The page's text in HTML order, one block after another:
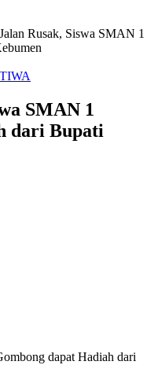
Rusak, Siswa SMAN 1
SMAN 1
dari Bupati
dapat Hadiah dari